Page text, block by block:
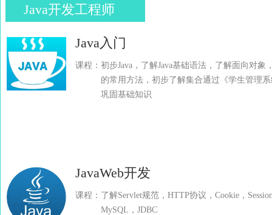
Java开发工程师
Java入门
课程：初步Java，了解Java基础语法，了解面向对象
的常用方法，初步了解集合通过《学生管理
巩固基础知识
JavaWeb开发
课程：了解Servlet规范，HTTP协议，Cookie，
MySQL，JDBC